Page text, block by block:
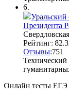
6.
Уральский
Президента
Рейтинг:
Отзывы:751
Технический
Онлайн тесты ЕГЭ